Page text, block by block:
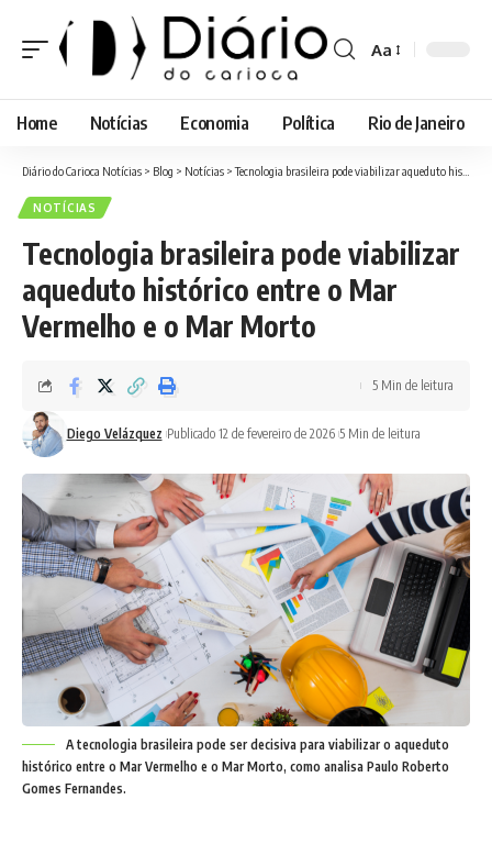
Font
Aa
Home Notícias Economia Política Rio de Janeiro
Diário do Carioca Notícias > Blog > Notícias >Tecnologia brasileira pode viabilizar aqueduto histórico entre o Mar Vermelho e o Mar Morto
NOTÍCIAS
Tecnologia brasileira pode viabilizar
aqueduto histórico entre o Mar
Vermelho e o Mar Morto
Diego Velázquez Publicado 12 de fevereiro de 2026 5 Min de leitura
5 Min de leitura
A tecnologia brasileira pode ser decisiva para viabilizar o aqueduto
histórico entre o Mar Vermelho e o Mar Morto, como analisa Paulo Roberto
Gomes Fernandes.